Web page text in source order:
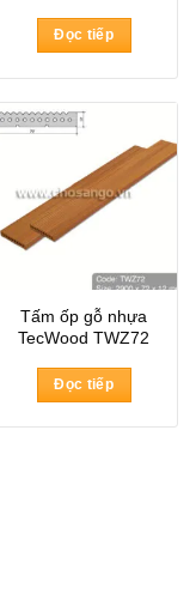
Đọc tiếp
Tấm ốp gỗ nhựa
TecWood TWZ72
Đọc tiếp